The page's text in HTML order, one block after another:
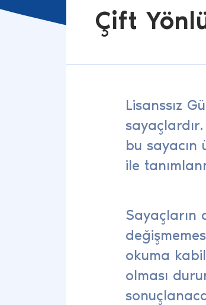
Çift
Lisanssız
bu
ile
Sayaçların
okuma
olması